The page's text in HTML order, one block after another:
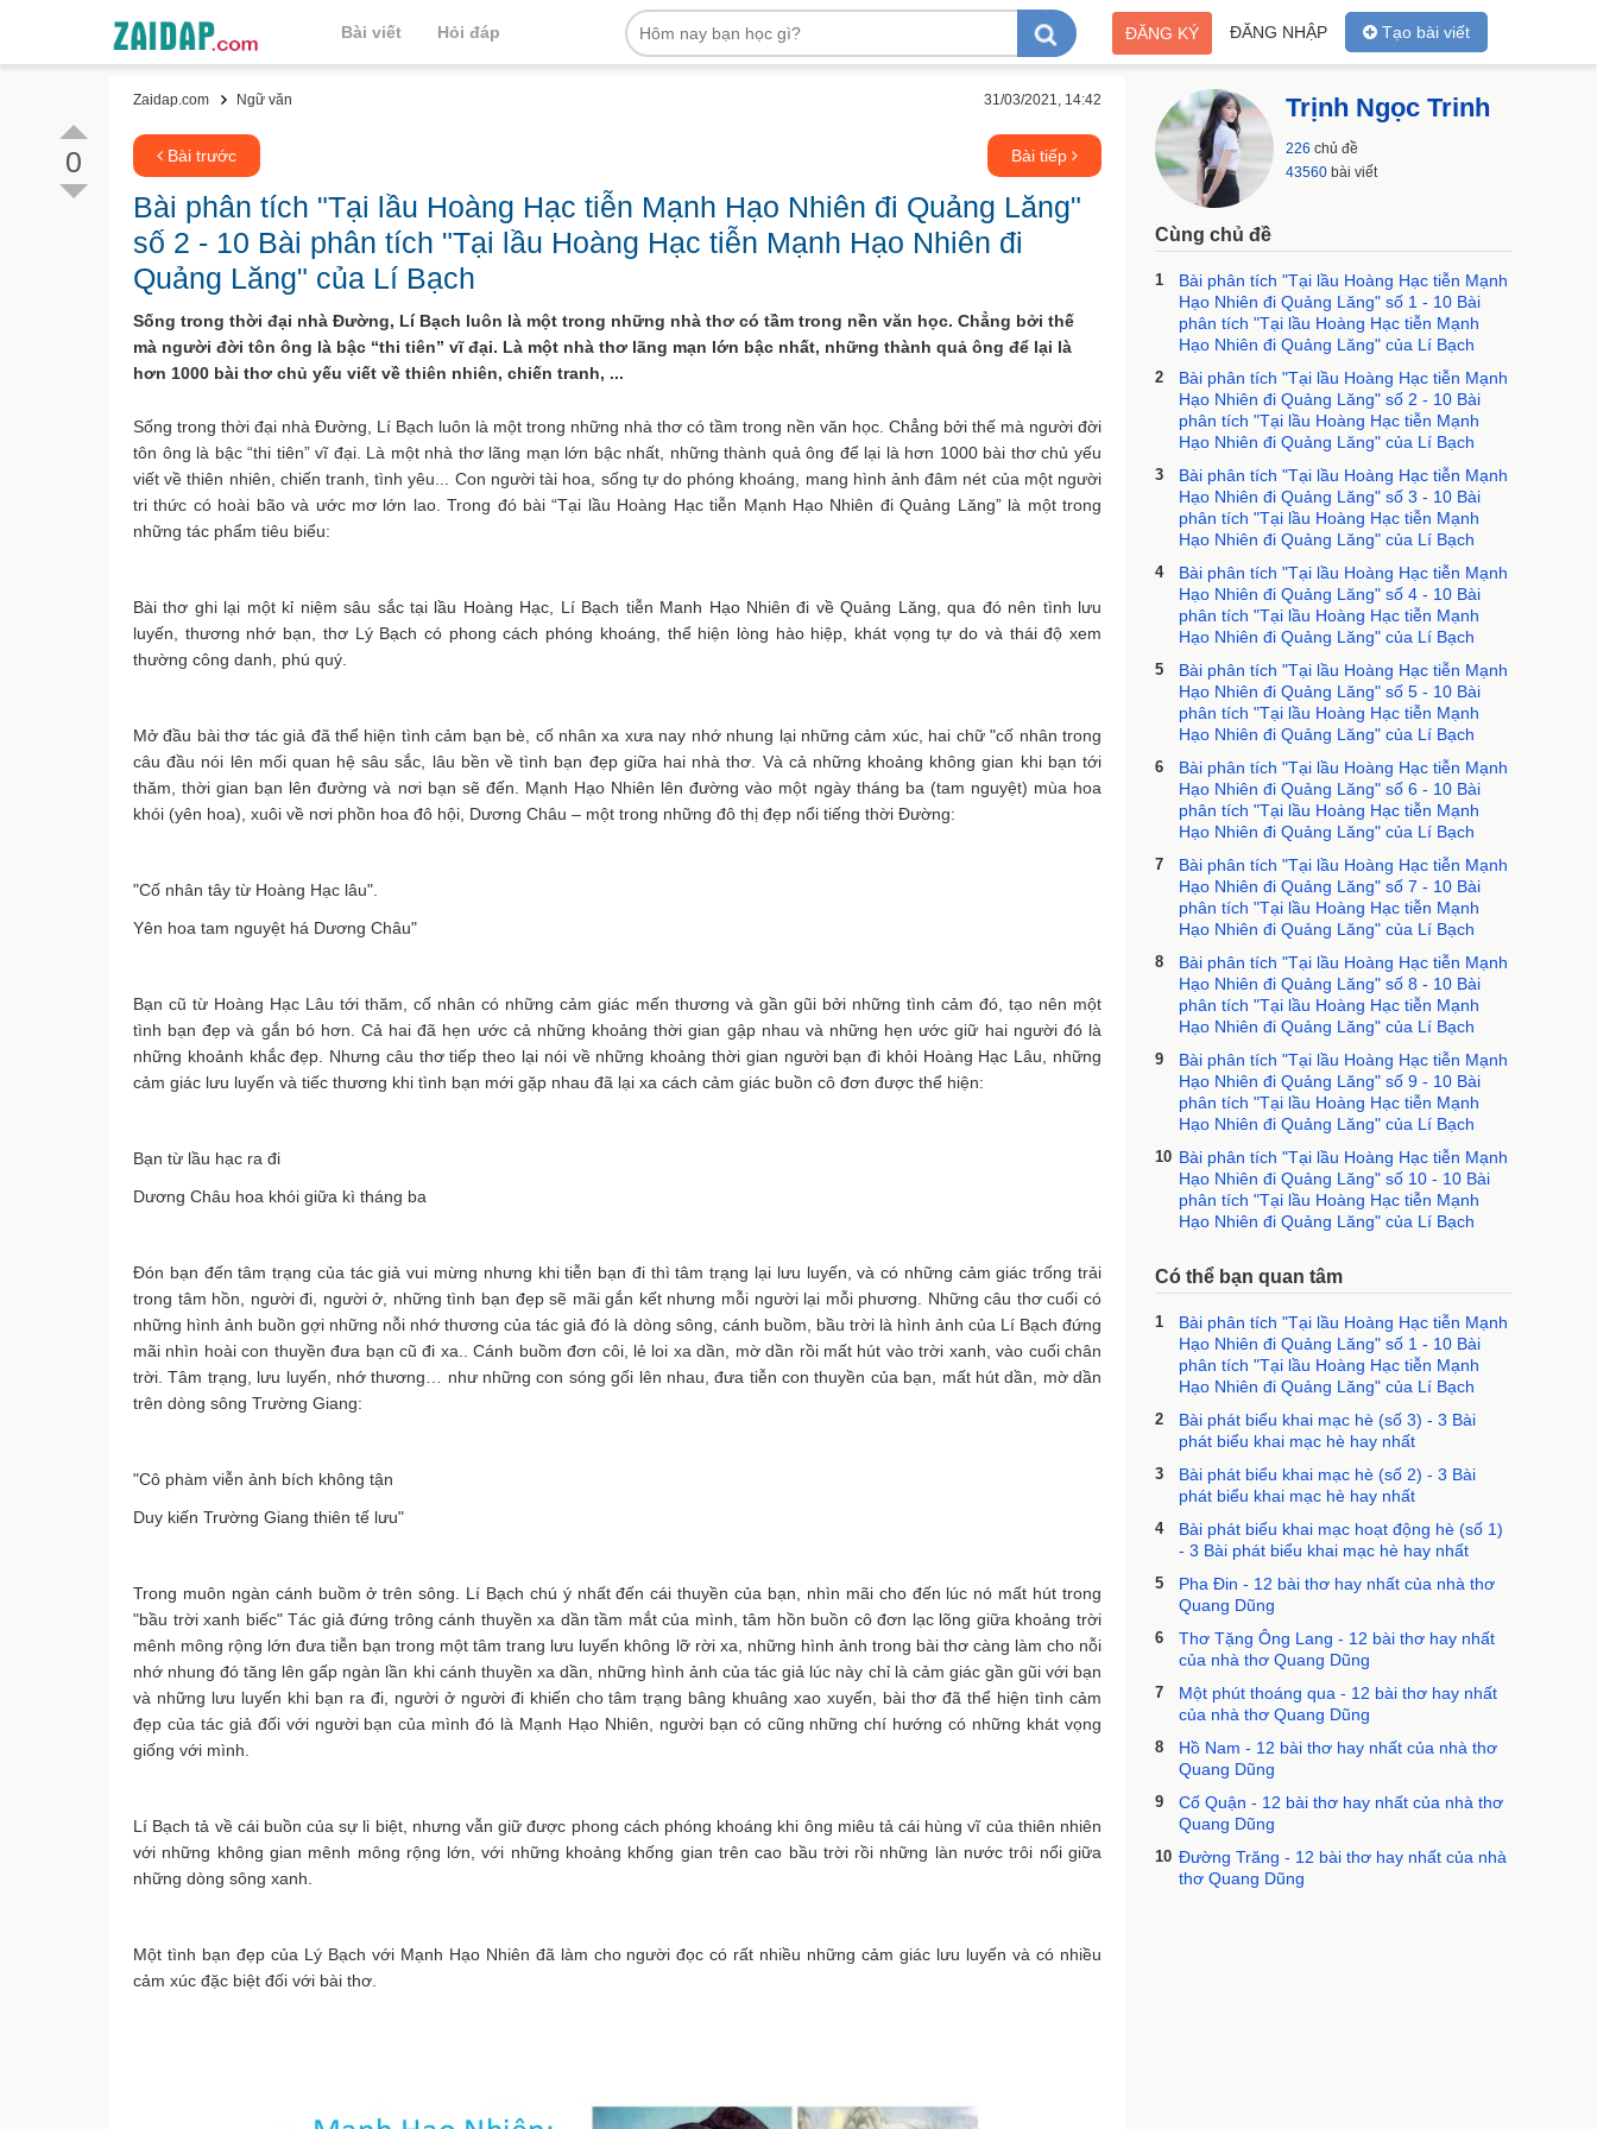
Bài viết Hỏi đáp Tạo bài viết
ĐĂNG NHẬP
ĐĂNG KÝ
Zaidap.com Ngữ văn 31/03/2021, 14:42
Bài trước Bài tiếp
Bài phân tích "Tại lầu Hoàng Hạc tiễn Mạnh Hạo Nhiên đi Quảng Lăng"
số 2 - 10 Bài phân tích "Tại lầu Hoàng Hạc tiễn Mạnh Hạo Nhiên đi
Quảng Lăng" của Lí Bạch
Sống trong thời đại nhà Đường, Lí Bạch luôn là một trong những nhà thơ có tầm trong nền văn học. Chẳng bởi thế
mà người đời tôn ông là bậc “thi tiên” vĩ đại. Là một nhà thơ lãng mạn lớn bậc nhất, những thành quả ông để lại là
hơn 1000 bài thơ chủ yếu viết về thiên nhiên, chiến tranh, ...
Sống trong thời đại nhà Đường, Lí Bạch luôn là một trong những nhà thơ có tầm trong nền văn học. Chẳng bởi thế mà người đời
tôn ông là bậc “thi tiên” vĩ đại. Là một nhà thơ lãng mạn lớn bậc nhất, những thành quả ông để lại là hơn 1000 bài thơ chủ yếu
viết về thiên nhiên, chiến tranh, tình yêu... Con người tài hoa, sống tự do phóng khoáng, mang hình ảnh đâm nét của một người
tri thức có hoài bão và ước mơ lớn lao. Trong đó bài “Tại lầu Hoàng Hạc tiễn Mạnh Hạo Nhiên đi Quảng Lăng” là một trong
những tác phẩm tiêu biểu:
Bài thơ ghi lại một kỉ niệm sâu sắc tại lầu Hoàng Hạc, Lí Bạch tiễn Manh Hạo Nhiên đi về Quảng Lăng, qua đó nên tình lưu
luyến, thương nhớ bạn, thơ Lý Bạch có phong cách phóng khoáng, thể hiện lòng hào hiệp, khát vọng tự do và thái độ xem
thường công danh, phú quý.
Mở đầu bài thơ tác giả đã thể hiện tình cảm bạn bè, cố nhân xa xưa nay nhớ nhung lại những cảm xúc, hai chữ "cố nhân trong
câu đầu nói lên mối quan hệ sâu sắc, lâu bền về tình bạn đẹp giữa hai nhà thơ. Và cả những khoảng không gian khi bạn tới
thăm, thời gian bạn lên đường và nơi bạn sẽ đến. Mạnh Hạo Nhiên lên đường vào một ngày tháng ba (tam nguyệt) mùa hoa
khói (yên hoa), xuôi về nơi phồn hoa đô hội, Dương Châu – một trong những đô thị đẹp nổi tiếng thời Đường:
"Cố nhân tây từ Hoàng Hạc lâu".
Yên hoa tam nguyệt há Dương Châu"
Bạn cũ từ Hoàng Hạc Lâu tới thăm, cố nhân có những cảm giác mến thương và gần gũi bởi những tình cảm đó, tạo nên một
tình bạn đẹp và gắn bó hơn. Cả hai đã hẹn ước cả những khoảng thời gian gập nhau và những hẹn ước giữ hai người đó là
những khoảnh khắc đẹp. Nhưng câu thơ tiếp theo lại nói về những khoảng thời gian người bạn đi khỏi Hoàng Hạc Lâu, những
cảm giác lưu luyến và tiếc thương khi tình bạn mới gặp nhau đã lại xa cách cảm giác buồn cô đơn được thể hiện:
Bạn từ lầu hạc ra đi
Dương Châu hoa khói giữa kì tháng ba
Đón bạn đến tâm trạng của tác giả vui mừng nhưng khi tiễn bạn đi thì tâm trạng lại lưu luyến, và có những cảm giác trống trải
trong tâm hồn, người đi, người ở, những tình bạn đẹp sẽ mãi gắn kết nhưng mỗi người lại mỗi phương. Những câu thơ cuối có
những hình ảnh buồn gợi những nỗi nhớ thương của tác giả đó là dòng sông, cánh buồm, bầu trời là hình ảnh của Lí Bạch đứng
mãi nhìn hoài con thuyền đưa bạn cũ đi xa.. Cánh buồm đơn côi, lẻ loi xa dần, mờ dần rồi mất hút vào trời xanh, vào cuối chân
trời. Tâm trạng, lưu luyến, nhớ thương… như những con sóng gối lên nhau, đưa tiễn con thuyền của bạn, mất hút dần, mờ dần
trên dòng sông Trường Giang:
"Cô phàm viễn ảnh bích không tận
Duy kiến Trường Giang thiên tế lưu"
Trong muôn ngàn cánh buồm ở trên sông. Lí Bạch chú ý nhất đến cái thuyền của bạn, nhìn mãi cho đến lúc nó mất hút trong
"bầu trời xanh biếc" Tác giả đứng trông cánh thuyền xa dần tầm mắt của mình, tâm hồn buồn cô đơn lạc lõng giữa khoảng trời
mênh mông rộng lớn đưa tiễn bạn trong một tâm trang lưu luyến không lỡ rời xa, những hình ảnh trong bài thơ càng làm cho nỗi
nhớ nhung đó tăng lên gấp ngàn lần khi cánh thuyền xa dần, những hình ảnh của tác giả lúc này chỉ là cảm giác gần gũi với bạn
và những lưu luyến khi bạn ra đi, người ở người đi khiến cho tâm trạng bâng khuâng xao xuyến, bài thơ đã thể hiện tình cảm
đẹp của tác giả đối với người bạn của mình đó là Mạnh Hạo Nhiên, người bạn có cũng những chí hướng có những khát vọng
giống với mình.
Lí Bạch tả về cái buồn của sự li biệt, nhưng vẫn giữ được phong cách phóng khoáng khi ông miêu tả cái hùng vĩ của thiên nhiên
với những không gian mênh mông rộng lớn, với những khoảng khống gian trên cao bầu trời rồi những làn nước trôi nổi giữa
những dòng sông xanh.
Một tình bạn đẹp của Lý Bạch với Mạnh Hạo Nhiên đã làm cho người đọc có rất nhiều những cảm giác lưu luyến và có nhiều
cảm xúc đặc biệt đối với bài thơ.
Trịnh Ngọc Trinh
226 chủ đề
43560 bài viết
Cùng chủ đề
1
Bài phân tích "Tại lầu Hoàng Hạc tiễn Mạnh
Hạo Nhiên đi Quảng Lăng" số 1 - 10 Bài
phân tích "Tại lầu Hoàng Hạc tiễn Mạnh
Hạo Nhiên đi Quảng Lăng" của Lí Bạch
2
Bài phân tích "Tại lầu Hoàng Hạc tiễn Mạnh
Hạo Nhiên đi Quảng Lăng" số 2 - 10 Bài
phân tích "Tại lầu Hoàng Hạc tiễn Mạnh
Hạo Nhiên đi Quảng Lăng" của Lí Bạch
3
Bài phân tích "Tại lầu Hoàng Hạc tiễn Mạnh
Hạo Nhiên đi Quảng Lăng" số 3 - 10 Bài
phân tích "Tại lầu Hoàng Hạc tiễn Mạnh
Hạo Nhiên đi Quảng Lăng" của Lí Bạch
4
Bài phân tích "Tại lầu Hoàng Hạc tiễn Mạnh
Hạo Nhiên đi Quảng Lăng" số 4 - 10 Bài
phân tích "Tại lầu Hoàng Hạc tiễn Mạnh
Hạo Nhiên đi Quảng Lăng" của Lí Bạch
5
Bài phân tích "Tại lầu Hoàng Hạc tiễn Mạnh
Hạo Nhiên đi Quảng Lăng" số 5 - 10 Bài
phân tích "Tại lầu Hoàng Hạc tiễn Mạnh
Hạo Nhiên đi Quảng Lăng" của Lí Bạch
6
Bài phân tích "Tại lầu Hoàng Hạc tiễn Mạnh
Hạo Nhiên đi Quảng Lăng" số 6 - 10 Bài
phân tích "Tại lầu Hoàng Hạc tiễn Mạnh
Hạo Nhiên đi Quảng Lăng" của Lí Bạch
7
Bài phân tích "Tại lầu Hoàng Hạc tiễn Mạnh
Hạo Nhiên đi Quảng Lăng" số 7 - 10 Bài
phân tích "Tại lầu Hoàng Hạc tiễn Mạnh
Hạo Nhiên đi Quảng Lăng" của Lí Bạch
8
Bài phân tích "Tại lầu Hoàng Hạc tiễn Mạnh
Hạo Nhiên đi Quảng Lăng" số 8 - 10 Bài
phân tích "Tại lầu Hoàng Hạc tiễn Mạnh
Hạo Nhiên đi Quảng Lăng" của Lí Bạch
9
Bài phân tích "Tại lầu Hoàng Hạc tiễn Mạnh
Hạo Nhiên đi Quảng Lăng" số 9 - 10 Bài
phân tích "Tại lầu Hoàng Hạc tiễn Mạnh
Hạo Nhiên đi Quảng Lăng" của Lí Bạch
10 Bài phân tích "Tại lầu Hoàng Hạc tiễn Mạnh
Hạo Nhiên đi Quảng Lăng" số 10 - 10 Bài
phân tích "Tại lầu Hoàng Hạc tiễn Mạnh
Hạo Nhiên đi Quảng Lăng" của Lí Bạch
Có thể bạn quan tâm
1
Bài phân tích "Tại lầu Hoàng Hạc tiễn Mạnh
Hạo Nhiên đi Quảng Lăng" số 1 - 10 Bài
phân tích "Tại lầu Hoàng Hạc tiễn Mạnh
Hạo Nhiên đi Quảng Lăng" của Lí Bạch
2
Bài phát biểu khai mạc hè (số 3) - 3 Bài
phát biểu khai mạc hè hay nhất
3
Bài phát biểu khai mạc hè (số 2) - 3 Bài
phát biểu khai mạc hè hay nhất
4
Bài phát biểu khai mạc hoạt động hè (số 1)
- 3 Bài phát biểu khai mạc hè hay nhất
5
Pha Đin - 12 bài thơ hay nhất của nhà thơ
Quang Dũng
6
Thơ Tặng Ông Lang - 12 bài thơ hay nhất
của nhà thơ Quang Dũng
7
Một phút thoáng qua - 12 bài thơ hay nhất
của nhà thơ Quang Dũng
8
Hồ Nam - 12 bài thơ hay nhất của nhà thơ
Quang Dũng
9
Cố Quận - 12 bài thơ hay nhất của nhà thơ
Quang Dũng
10 Đường Trăng - 12 bài thơ hay nhất của nhà
thơ Quang Dũng
0